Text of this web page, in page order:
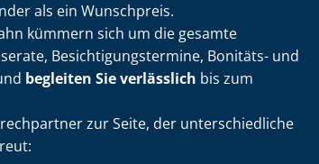
als ein Wunschpreis.
kümmern sich um die gesamte
Be­sich­ti­gungs­ter­mi­ne, Bonitäts- und
begleiten Sie verlässlich bis zum
zur Seite, der un­ter­schied­li­che